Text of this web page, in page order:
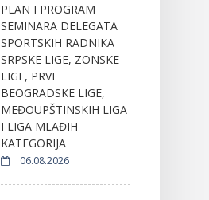
PLAN I PROGRAM
SEMINARA DELEGATA
SPORTSKIH RADNIKA
SRPSKE LIGE, ZONSKE
LIGE, PRVE
BEOGRADSKE LIGE,
MEĐOUPŠTINSKIH LIGA
I LIGA MLAĐIH
KATEGORIJA
06.08.2026